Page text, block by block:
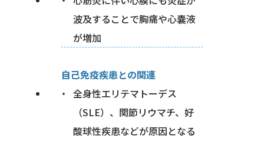
波及することで胸痛や心嚢液
が増加
自己免疫疾患との関連
全身性エリテマトーデス
（SLE）、関節リウマチ、好
酸球性疾患などが原因となる